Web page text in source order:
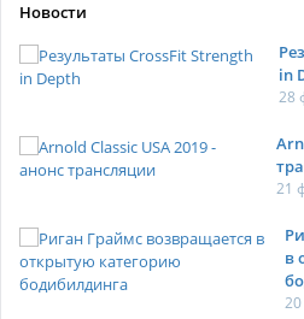
Новости
in
28
21
в